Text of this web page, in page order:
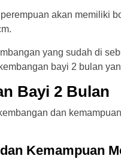
akan memiliki
yang sudah di
bayi 2 bulan
Bayi 2 Bulan
dan
Kemampuan